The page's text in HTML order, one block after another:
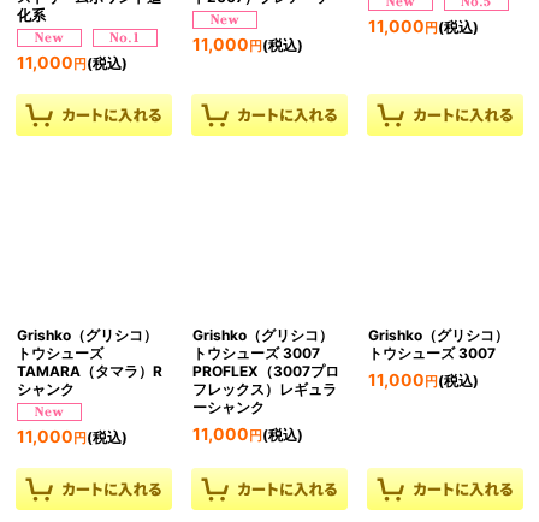
化系
11,000 円 (税込)
11,000 円(税込)
11,000 円(税込)
Grishko（グリシコ）
トウシューズ
TAMARA（タマラ）R
シャンク
11,000 円 (税込)
Grishko（グリシコ）
トウシューズ 3007
PROFLEX（3007プロ
フレックス）レギュラ
ーシャンク
11,000 円(税込)
Grishko（グリシコ）
トウシューズ 3007
11,000 円(税込)